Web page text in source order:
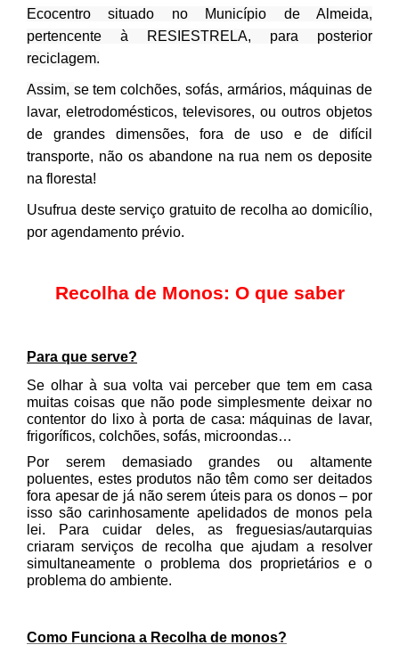
Ecocentro situado no Município de Almeida,
pertencente à RESIESTRELA, para posterior
reciclagem.
Assim, se tem colchões, sofás, armários, máquinas de
lavar, eletrodomésticos, televisores, ou outros objetos
de grandes dimensões, fora de uso e de difícil
transporte, não os abandone na rua nem os deposite
na floresta!
Usufrua deste serviço gratuito de recolha ao domicílio,
por agendamento prévio.
Recolha de Monos: O que saber
Para que serve?
Se olhar à sua volta vai perceber que tem em casa
muitas coisas que não pode simplesmente deixar no
contentor do lixo à porta de casa: máquinas de lavar,
frigoríficos, colchões, sofás, microondas…
Por serem demasiado grandes ou altamente
poluentes, estes produtos não têm como ser deitados
fora apesar de já não serem úteis para os donos – por
isso são carinhosamente apelidados de monos pela
lei. Para cuidar deles, as freguesias/autarquias
criaram serviços de recolha que ajudam a resolver
simultaneamente o problema dos proprietários e o
problema do ambiente.
Como Funciona a Recolha de monos?